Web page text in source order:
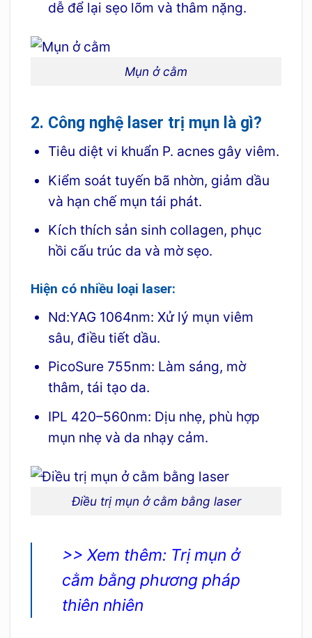
dễ để lại sẹo lõm và thâm nặng.
Mụn ở cằm
2. Công nghệ laser trị mụn là gì?
Tiêu diệt vi khuẩn P. acnes gây viêm.
Kiểm soát tuyến bã nhờn, giảm dầu
và hạn chế mụn tái phát.
Kích thích sản sinh collagen, phục
hồi cấu trúc da và mờ sẹo.
Hiện có nhiều loại laser:
Nd:YAG 1064nm: Xử lý mụn viêm
sâu, điều tiết dầu.
PicoSure 755nm: Làm sáng, mờ
thâm, tái tạo da.
IPL 420–560nm: Dịu nhẹ, phù hợp
mụn nhẹ và da nhạy cảm.
Điều trị mụn ở cằm bằng laser
>> Xem thêm: Trị mụn ở
cằm bằng phương pháp
thiên nhiên